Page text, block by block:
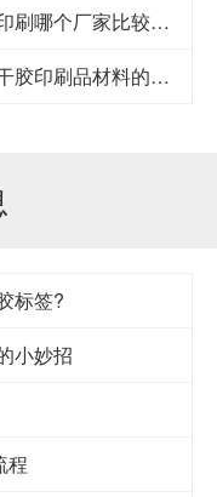
襄阳不干胶印刷公司-不干胶标签印刷哪个厂家比较便宜
襄阳不干胶标签制作-如何鉴别不干胶印刷品材料的好与坏
标签?
小妙招
程